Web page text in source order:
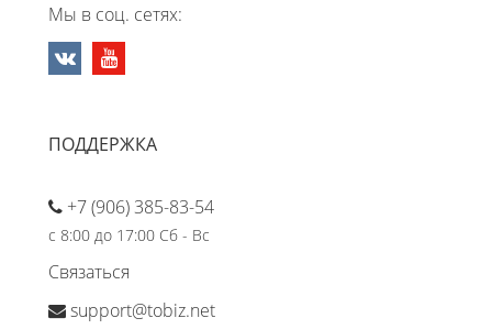
Мы в соц. сетях:
ПОДДЕРЖКА
+7 (906) 385-83-54
с 8:00 до 17:00 Сб - Вс
Связаться
support@tobiz.net